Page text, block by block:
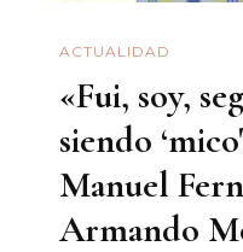
ACTUALIDAD
«Fui, soy,
siendo
Manuel
Armando